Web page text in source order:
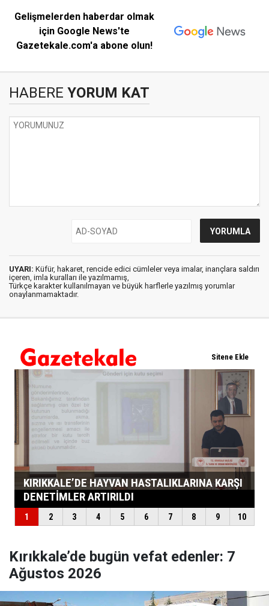
Gelişmelerden haberdar olmak
için Google News'te
Gazetekale.com'a abone olun!
HABERE YORUM KAT
UYARI: Küfür, hakaret, rencide edici cümleler veya imalar, inançlara saldırı
içeren, imla kuralları ile yazılmamış,
Türkçe karakter kullanılmayan ve büyük harflerle yazılmış yorumlar
onaylanmamaktadır.
Kırıkkale’de bugün vefat edenler: 7
Ağustos 2026